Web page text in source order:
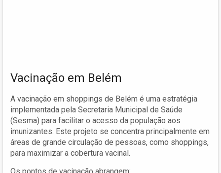
Vacinação em Belém
A vacinação em shoppings de Belém é uma estratégia
implementada pela Secretaria Municipal de Saúde
(Sesma) para facilitar o acesso da população aos
imunizantes. Este projeto se concentra principalmente em
áreas de grande circulação de pessoas, como shoppings,
para maximizar a cobertura vacinal.
Os pontos de vacinação abrangem: